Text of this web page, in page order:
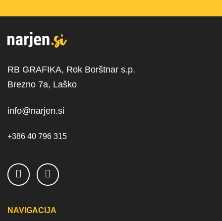
RB GRAFIKA, Rok Borštnar s.p.
Brezno 7a, Laško
info@narjen.si
+386 40 796 315
NAVIGACIJA